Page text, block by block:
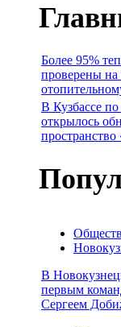
Более 95%
проверены на
В Кузбассе
открылось
В
первым
Сергеем